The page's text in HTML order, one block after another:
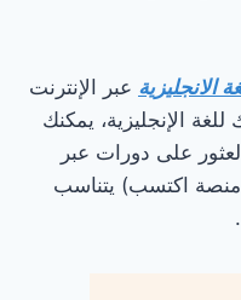
الانجليزية عبر الإنترنت
الإنجليزية، يمكنك
على دورات عبر
منصة اكتسب) يتناسب